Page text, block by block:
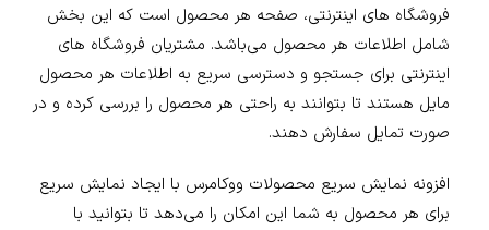
فروشگاه های اینترنتی، صفحه هر محصول است که این بخش
شامل اطلاعات هر محصول می‌باشد. مشتریان فروشگاه های
اینترنتی برای جستجو و دسترسی سریع به اطلاعات هر محصول
مایل هستند تا بتوانند به راحتی هر محصول را بررسی کرده و در
صورت تمایل سفارش دهند.
افزونه نمایش سریع محصولات ووکامرس با ایجاد نمایش سریع
برای هر محصول به شما این امکان را می‌دهد تا بتوانید با